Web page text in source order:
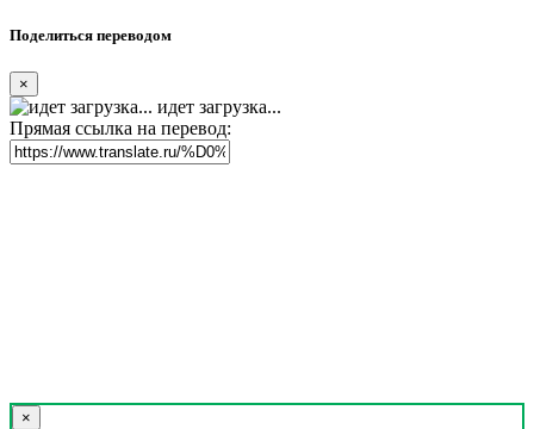
Поделиться переводом
×
идет загрузка...
Прямая ссылка на перевод:
×